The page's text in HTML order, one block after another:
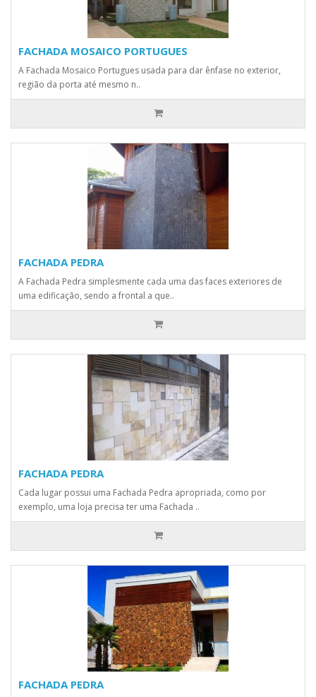
FACHADA MOSAICO PORTUGUES
A Fachada Mosaico Portugues usada para dar ênfase no exterior,
região da porta até mesmo n..
FACHADA PEDRA
A Fachada Pedra simplesmente cada uma das faces exteriores de
uma edificação, sendo a frontal a que..
FACHADA PEDRA
Cada lugar possui uma Fachada Pedra apropriada, como por
exemplo, uma loja precisa ter uma Fachada ..
FACHADA PEDRA